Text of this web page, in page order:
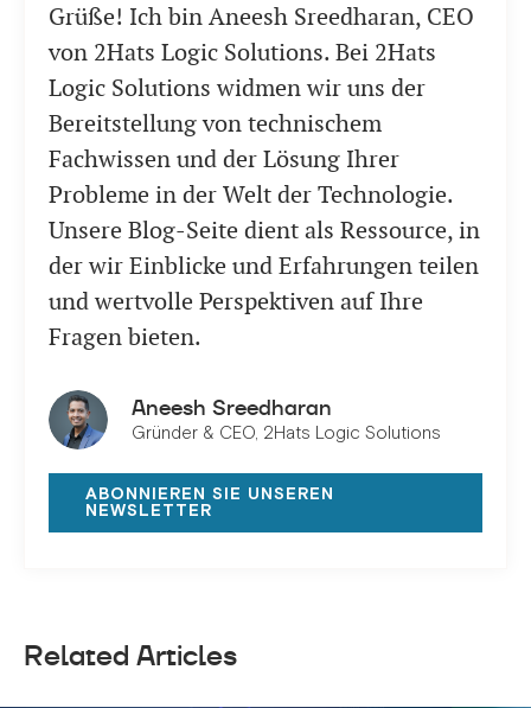
Grüße! Ich bin Aneesh Sreedharan, CEO
von 2Hats Logic Solutions. Bei 2Hats
Logic Solutions widmen wir uns der
Bereitstellung von technischem
Fachwissen und der Lösung Ihrer
Probleme in der Welt der Technologie.
Unsere Blog-Seite dient als Ressource, in
der wir Einblicke und Erfahrungen teilen
und wertvolle Perspektiven auf Ihre
Fragen bieten.
Aneesh Sreedharan
Gründer & CEO, 2Hats Logic Solutions
ABONNIEREN SIE UNSEREN
NEWSLETTER
Related Articles